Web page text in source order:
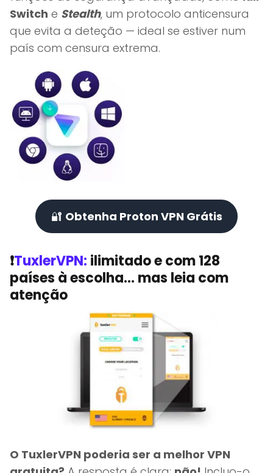
Switch e Stealth, um protocolo anticensura
que evita a deteção — ideal se estiver num
país com censura extrema.
🔐 Obtenha Proton VPN Grátis
❗TuxlerVPN: ilimitado e com 128
países à escolha… mas leia com
atenção
O TuxlerVPN poderia ser a melhor VPN